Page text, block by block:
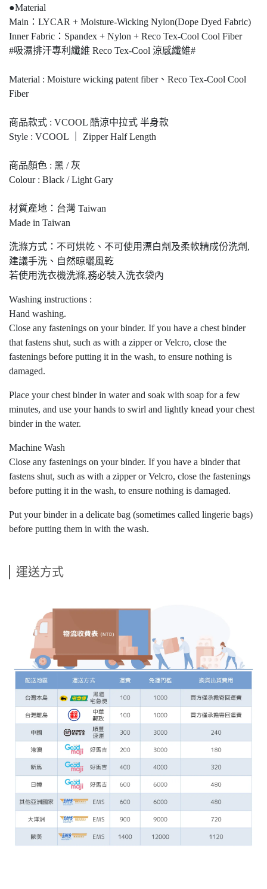
●Material
Main：LYCAR + Moisture-Wicking Nylon(Dope Dyed Fabric)
Inner Fabric：Spandex + Nylon + Reco Tex-Cool Cool Fiber
#吸濕排汗專利纖維 Reco Tex-Cool 涼感纖維#
Material : Moisture wicking patent fiber、Reco Tex-Cool Cool
Fiber
商品款式 : VCOOL 酷涼中拉式 半身款
Style : VCOOL ｜ Zipper Half Length
商品顏色 : 黑 / 灰
Colour : Black / Light Gary
材質產地：台灣 Taiwan
Made in Taiwan
洗滌方式：不可烘乾、不可使用漂白劑及柔軟精成份洗劑,
建議手洗、自然晾曬風乾
若使用洗衣機洗滌,務必裝入洗衣袋內
Washing instructions :
Hand washing.
Close any fastenings on your binder. If you have a chest binder
that fastens shut, such as with a zipper or Velcro, close the
fastenings before putting it in the wash, to ensure nothing is
damaged.
Place your chest binder in water and soak with soap for a few
minutes, and use your hands to swirl and lightly knead your chest
binder in the water.
Machine Wash
Close any fastenings on your binder. If you have a binder that
fastens shut, such as with a zipper or Velcro, close the fastenings
before putting it in the wash, to ensure nothing is damaged.
Put your binder in a delicate bag (sometimes called lingerie bags)
before putting them in with the wash.
運送方式